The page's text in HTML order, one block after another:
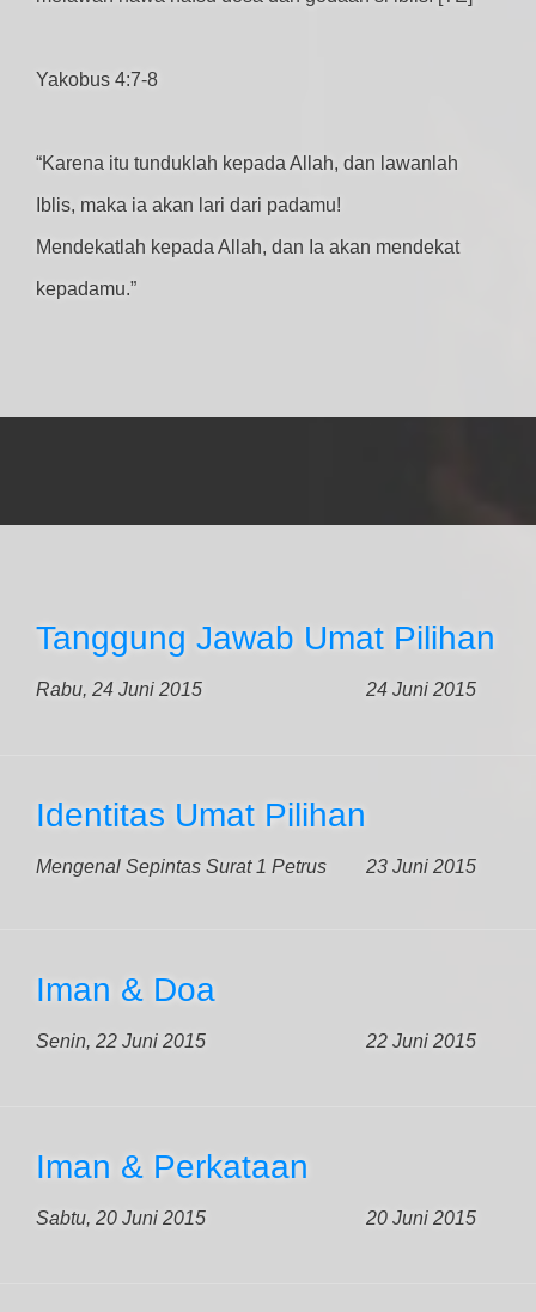
Yakobus 4:7-8
“Karena itu tunduklah kepada Allah, dan lawanlah
Iblis, maka ia akan lari dari padamu!
Mendekatlah kepada Allah, dan Ia akan mendekat
kepadamu.”
Tanggung Jawab Umat Pilihan
Rabu, 24 Juni 2015 24 Juni 2015
Identitas Umat Pilihan
Mengenal Sepintas Surat 1 Petrus 23 Juni 2015
Iman & Doa
Senin, 22 Juni 2015 22 Juni 2015
Iman & Perkataan
Sabtu, 20 Juni 2015 20 Juni 2015